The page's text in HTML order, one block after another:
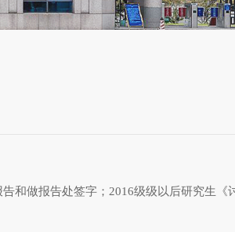
和做报告处签字；2016级级以后研究生《